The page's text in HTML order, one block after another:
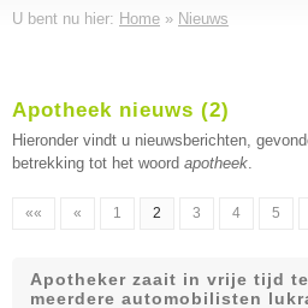
U bent nu hier: Home » Nieuws
Apotheek nieuws (2)
Hieronder vindt u nieuwsberichten,
betrekking tot het woord apotheek.
«« « 1 2 3 4 5
Apotheker zaait in vrije tijd
meerdere automobilisten